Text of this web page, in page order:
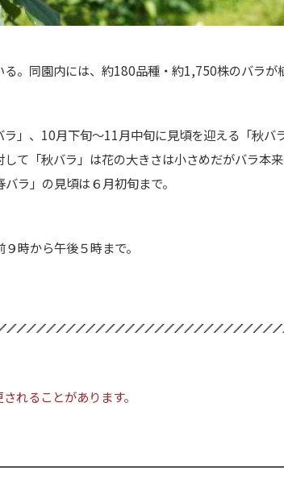
る。同園内には、約180品種・約1,750株のバラが
ラ」、10月下旬～11月中旬に見頃を迎える「秋バ
して「秋バラ」は花の大きさは小さめだがバラ本
ラ」の見頃は６月初旬まで。
９時から午後５時まで。
れることがあります。